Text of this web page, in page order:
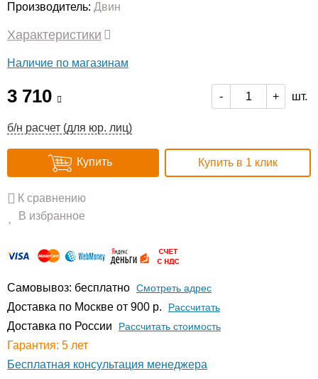
Производитель: Двин
Характеристики
Наличие по магазинам
3 710 - + шт.
б/н расчет (для юр. лиц)
Купить Купить в 1 клик
К сравнению
В избранное
Самовывоз: бесплатно Смотреть адрес
Доставка по Москве от 900 р. Расcчитать
Доставка по России Рассчитать стоимость
Гарантия: 5 лет
Бесплатная консультация менеджера